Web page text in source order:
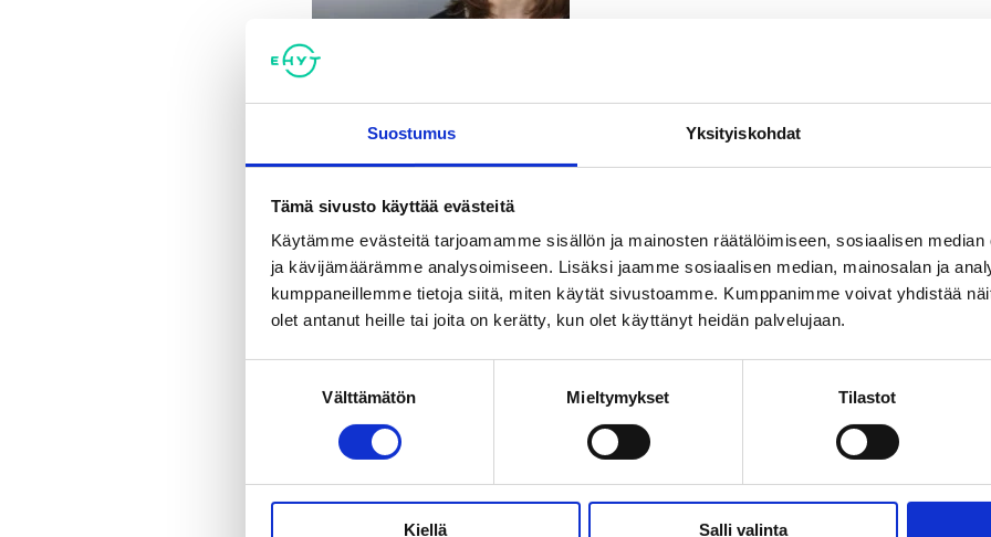
Suostumus Yksityiskohdat
Tämä sivusto käyttää evästeitä
Käytämme evästeitä tarjoamamme sisällön ja mainosten räätälöimiseen, sosiaalisen
ja kävijämäärämme analysoimiseen. Lisäksi jaamme sosiaalisen median, mainosalan ja
kumppaneillemme tietoja siitä, miten käytät sivustoamme. Kumppanimme voivat yhdistää
olet antanut heille tai joita on kerätty, kun olet käyttänyt heidän palvelujaan.
Välttämätön Mieltymykset Tilastot
Kiellä Salli valinta
Videot
18.11.2021